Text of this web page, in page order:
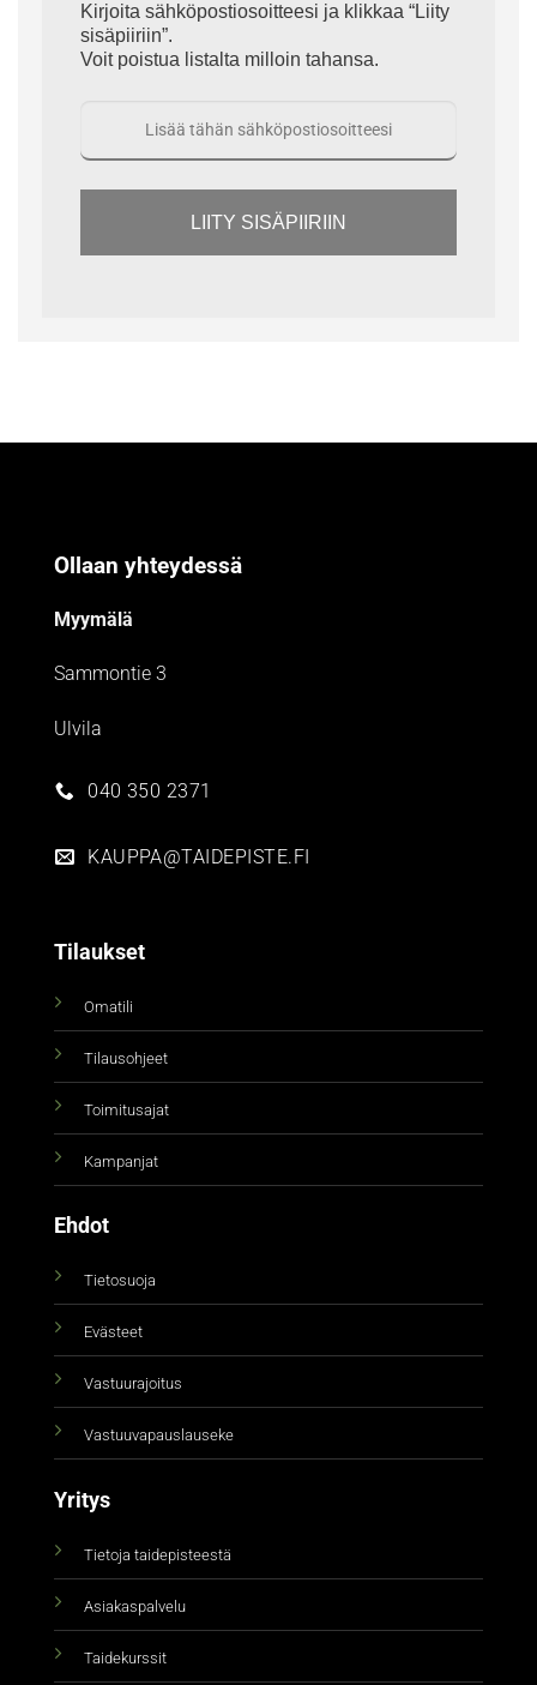
Kirjoita sähköpostiosoitteesi ja klikkaa “Liity
sisäpiiriin”.
Voit poistua listalta milloin tahansa.
LIITY SISÄPIIRIIN
Ollaan yhteydessä
Myymälä
Sammontie 3
Ulvila
040 350 2371
KAUPPA@TAIDEPISTE.FI
Tilaukset
Omatili
Tilausohjeet
Toimitusajat
Kampanjat
Ehdot
Tietosuoja
Evästeet
Vastuurajoitus
Vastuuvapauslauseke
Yritys
Tietoja taidepisteestä
Asiakaspalvelu
Taidekurssit